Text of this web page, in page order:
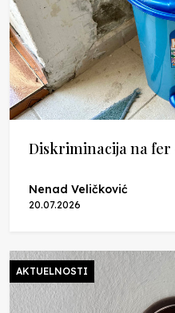
Diskriminacija na fer
Nenad Veličković
20.07.2026
AKTUELNOSTI